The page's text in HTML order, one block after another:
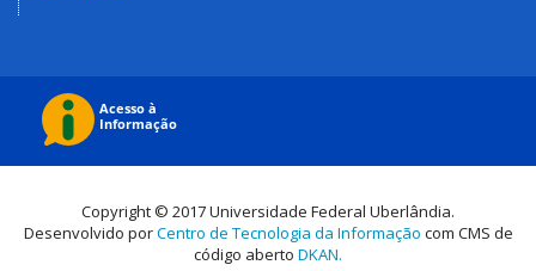
Copyright © 2017 Universidade Federal Uberlândia.
Desenvolvido porCentro de Tecnologia da Informação com CMS de
código aberto DKAN.